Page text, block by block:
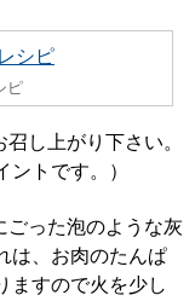
ピ
し上がり下さい。
ントです。）
ごった泡のような灰
は、お肉のたんぱ
ますので火を少し